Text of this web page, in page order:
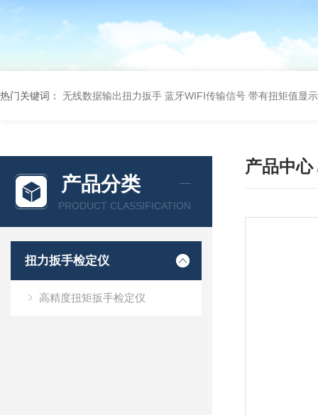
热门关键词： 无线数据输出扭力扳手 蓝牙WIFI传输信号 带有扭矩值显
产品分类
PRODUCT CLASSIFICATION
扭力扳手检定仪
高精度扭矩扳手检定仪
产品中心